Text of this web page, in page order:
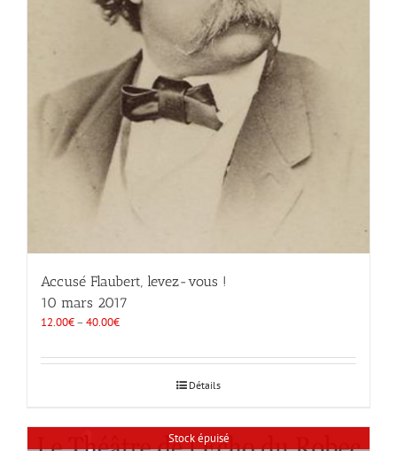
Accusé Flaubert, levez-vous !
10 mars 2017
12.00€– 40.00€
Détails
Stock épuisé